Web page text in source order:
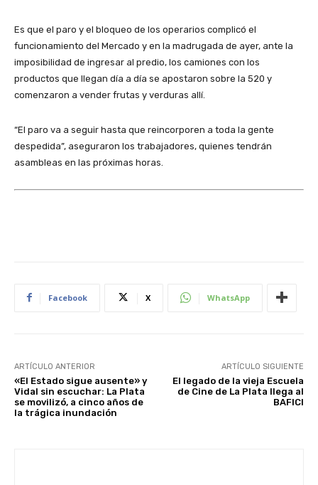
Es que el paro y el bloqueo de los operarios complicó el
funcionamiento del Mercado y en la madrugada de ayer, ante la
imposibilidad de ingresar al predio, los camiones con los
productos que llegan día a día se apostaron sobre la 520 y
comenzaron a vender frutas y verduras allí.
“El paro va a seguir hasta que reincorporen a toda la gente
despedida”, aseguraron los trabajadores, quienes tendrán
asambleas en las próximas horas.
Facebook X WhatsApp
ARTÍCULO ANTERIOR
«El Estado sigue ausente» y
Vidal sin escuchar: La Plata
se movilizó, a cinco años de
la trágica inundación
ARTÍCULO SIGUIENTE
El legado de la vieja Escuela
de Cine de La Plata llega al
BAFICI